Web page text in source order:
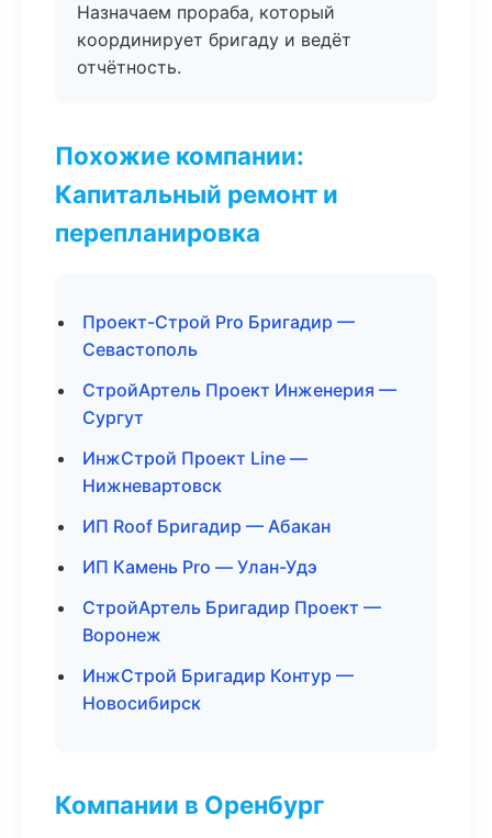
Назначаем прораба, который
координирует бригаду и ведёт
отчётность.
Похожие компании:
Капитальный ремонт и
перепланировка
Проект-Строй Pro Бригадир —
Севастополь
СтройАртель Проект Инженерия —
Сургут
ИнжСтрой Проект Line —
Нижневартовск
ИП Roof Бригадир — Абакан
ИП Камень Pro — Улан-Удэ
СтройАртель Бригадир Проект —
Воронеж
ИнжСтрой Бригадир Контур —
Новосибирск
Компании в Оренбург